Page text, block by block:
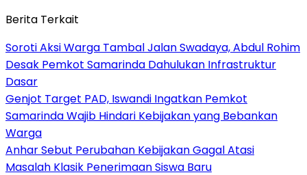
Berita Terkait
Soroti Aksi Warga Tambal Jalan Swadaya, Abdul Rohim
Desak Pemkot Samarinda Dahulukan Infrastruktur
Dasar
Genjot Target PAD, Iswandi Ingatkan Pemkot
Samarinda Wajib Hindari Kebijakan yang Bebankan
Warga
Anhar Sebut Perubahan Kebijakan Gagal Atasi
Masalah Klasik Penerimaan Siswa Baru